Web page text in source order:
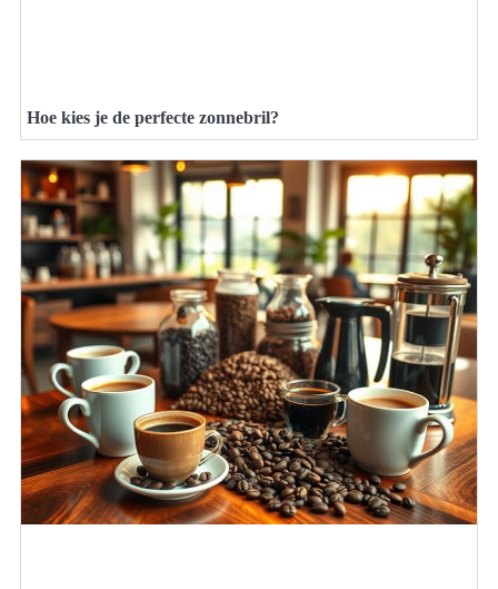
Hoe kies je de perfecte zonnebril?